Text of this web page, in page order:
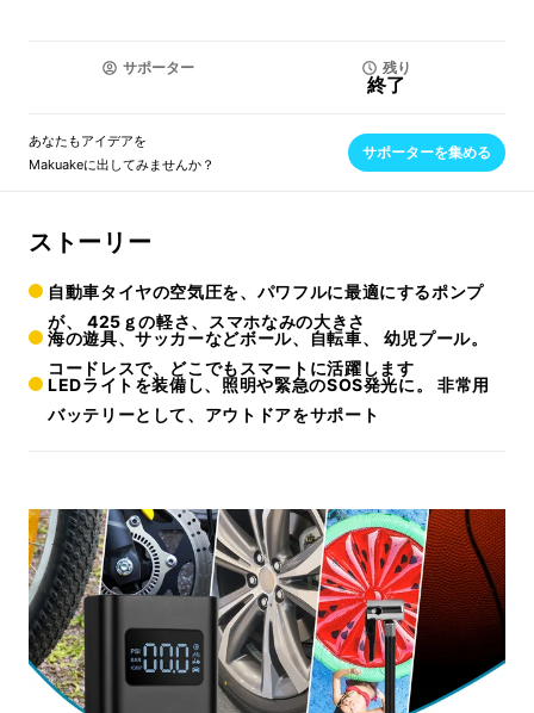
サポーター 残り
終了
あなたもアイデアを
Makuakeに出してみませんか？
サポーターを集める
ストーリー
自動車タイヤの空気圧を、パワフルに最適にするポンプ
が、 425ｇの軽さ、スマホなみの大きさ
海の遊具、サッカーなどボール、自転車、 幼児プール。
コードレスで、どこでもスマートに活躍します
LEDライトを装備し、照明や緊急のSOS発光に。 非常用
バッテリーとして、アウトドアをサポート